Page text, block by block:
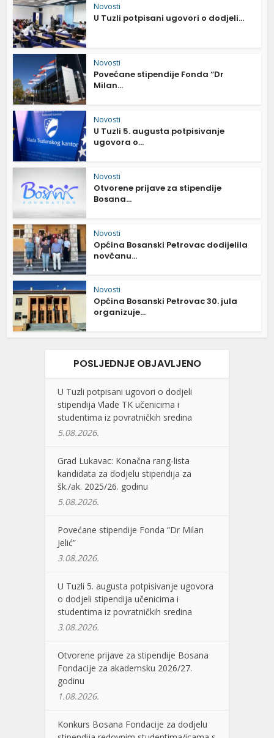
Novosti
U Tuzli potpisani ugovori o dodjeli...
Novosti
Povećane stipendije Fonda “Dr
Milan...
Novosti
U Tuzli 5. augusta potpisivanje
ugovora o...
Novosti
Otvorene prijave za stipendije
Bosana...
Novosti
Općina Bosanski Petrovac dodijelila
novčanu...
Novosti
Općina Bosanski Petrovac 30. jula
organizuje...
POSLJEDNJE OBJAVLJENO
U Tuzli potpisani ugovori o dodjeli
stipendija Vlade TK učenicima i
studentima iz povratničkih sredina
5.08.2026.
Grad Lukavac: Konačna rang-lista
kandidata za dodjelu stipendija za
šk./ak. 2025/26. godinu
5.08.2026.
Povećane stipendije Fonda “Dr Milan
Jelić”
3.08.2026.
U Tuzli 5. augusta potpisivanje ugovora
o dodjeli stipendija učenicima i
studentima iz povratničkih sredina
3.08.2026.
Otvorene prijave za stipendije Bosana
Fondacije za akademsku 2026/27.
godinu
1.08.2026.
Konkurs Bosana Fondacije za dodjelu